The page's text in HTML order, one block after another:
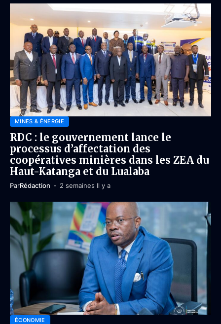
MINES & ÉNERGIE
RDC : le gouvernement lance le
processus d’affectation des
coopératives minières dans les ZEA du
Haut-Katanga et du Lualaba
ParRédaction 2 semaines Il y a
ÉCONOMIE